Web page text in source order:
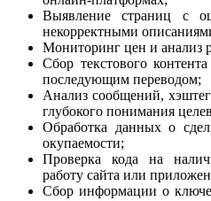
Выявление страниц с
некорректными
Мониторинг цен и анализ
Сбор текстового
последующим переводом;
Анализ сообщений,
глубокого понимания
Обработка данных о
окупаемости;
Проверка кода на
работу сайта или
Сбор информации о